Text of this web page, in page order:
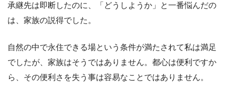
承継先は即断したのに、「どうしようか」と一番悩んだの
は、家族の説得でした。
自然の中で永住できる場という条件が満たされて私は満足
でしたが、家族はそうではありません。都心は便利ですか
ら、その便利さを失う事は容易なことではありません。